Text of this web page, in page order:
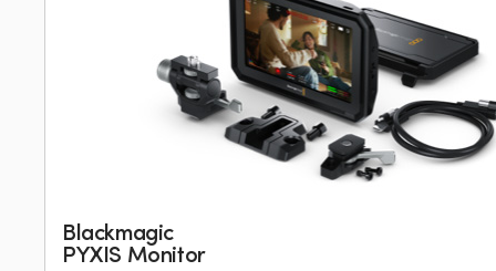
Blackmagic
PYXIS Monitor